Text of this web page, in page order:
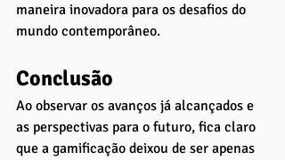
maneira inovadora para os desafios do
mundo contemporâneo.
Conclusão
Ao observar os avanços já alcançados e
as perspectivas para o futuro, fica claro
que a gamificação deixou de ser apenas